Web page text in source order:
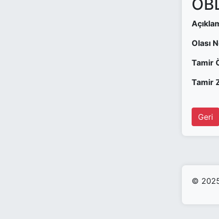
Olası
Tamir
Tamir
Geri
© 2025